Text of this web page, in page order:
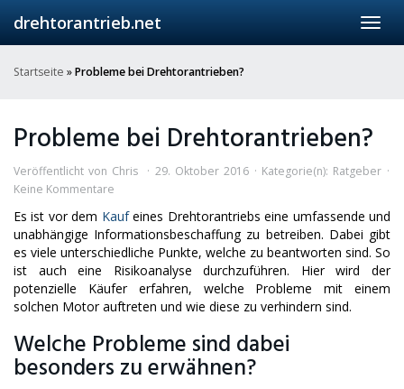
main
drehtorantrieb.net
Startseite »Probleme bei Drehtorantrieben?
Probleme bei Drehtorantrieben?
Veröffentlicht von Chris 29. Oktober 2016 Kategorie(n): Ratgeber
Keine Kommentare
Es ist vor dem Kaufeines Drehtorantriebs eine umfassende und
unabhängige Informationsbeschaffung zu betreiben. Dabei gibt
es viele unterschiedliche Punkte, welche zu beantworten sind. So
ist auch eine Risikoanalyse durchzuführen. Hier wird der
potenzielle Käufer erfahren, welche Probleme mit einem
solchen Motor auftreten und wie diese zu verhindern sind.
Welche Probleme sind dabei
besonders zu erwähnen?